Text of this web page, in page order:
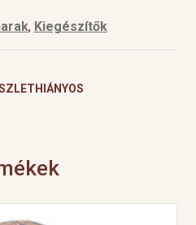
, Kiegészítők